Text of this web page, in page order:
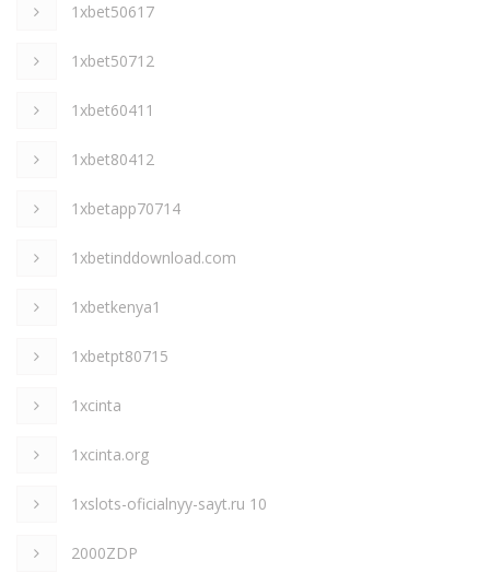
1xbet50617
1xbet50712
1xbet60411
1xbet80412
1xbetapp70714
1xbetinddownload.com
1xbetkenya1
1xbetpt80715
1xcinta
1xcinta.org
1xslots-oficialnyy-sayt.ru 10
2000ZDP